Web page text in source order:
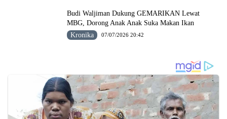
Budi Waljiman Dukung GEMARIKAN Lewat
MBG, Dorong Anak Anak Suka Makan Ikan
Kronika
07/07/2026 20:42